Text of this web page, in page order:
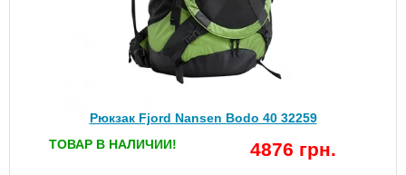
Рюкзак Fjord Nansen Bodo 40 32259
ТОВАР В НАЛИЧИИ!
4876 грн.